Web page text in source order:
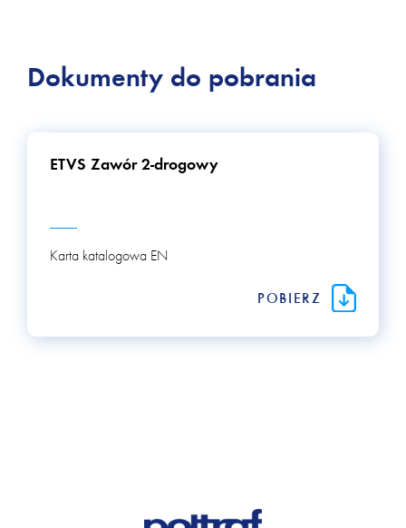
Dokumenty do pobrania
ETVS Zawór 2-drogowy
Karta katalogowa EN
POBIERZ